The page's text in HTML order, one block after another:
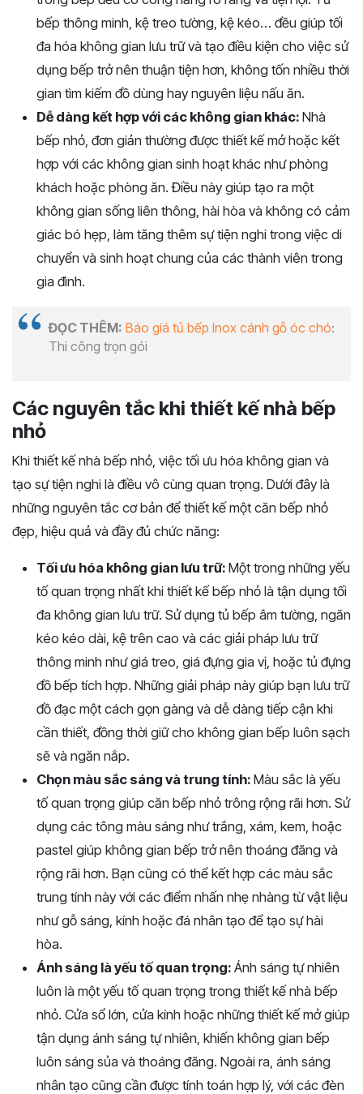
bếp thông minh, kệ treo tường, kệ kéo… đều giúp tối
đa hóa không gian lưu trữ và tạo điều kiện cho việc sử
dụng bếp trở nên thuận tiện hơn, không tốn nhiều thời
gian tìm kiếm đồ dùng hay nguyên liệu nấu ăn.
Dễ dàng kết hợp với các không gian khác: Nhà
bếp nhỏ, đơn giản thường được thiết kế mở hoặc kết
hợp với các không gian sinh hoạt khác như phòng
khách hoặc phòng ăn. Điều này giúp tạo ra một
không gian sống liên thông, hài hòa và không có cảm
giác bó hẹp, làm tăng thêm sự tiện nghi trong việc di
chuyển và sinh hoạt chung của các thành viên trong
gia đình.
ĐỌC THÊM: Báo giá tủ bếp Inox cánh gỗ óc chó:
Thi công trọn gói
Các nguyên tắc khi thiết kế nhà bếp
nhỏ
Khi thiết kế nhà bếp nhỏ, việc tối ưu hóa không gian và
tạo sự tiện nghi là điều vô cùng quan trọng. Dưới đây là
những nguyên tắc cơ bản để thiết kế một căn bếp nhỏ
đẹp, hiệu quả và đầy đủ chức năng:
Tối ưu hóa không gian lưu trữ: Một trong những yếu
tố quan trọng nhất khi thiết kế bếp nhỏ là tận dụng tối
đa không gian lưu trữ. Sử dụng tủ bếp âm tường, ngăn
kéo kéo dài, kệ trên cao và các giải pháp lưu trữ
thông minh như giá treo, giá đựng gia vị, hoặc tủ đựng
đồ bếp tích hợp. Những giải pháp này giúp bạn lưu trữ
đồ đạc một cách gọn gàng và dễ dàng tiếp cận khi
cần thiết, đồng thời giữ cho không gian bếp luôn sạch
sẽ và ngăn nắp.
Chọn màu sắc sáng và trung tính: Màu sắc là yếu
tố quan trọng giúp căn bếp nhỏ trông rộng rãi hơn. Sử
dụng các tông màu sáng như trắng, xám, kem, hoặc
pastel giúp không gian bếp trở nên thoáng đãng và
rộng rãi hơn. Bạn cũng có thể kết hợp các màu sắc
trung tính này với các điểm nhấn nhẹ nhàng từ vật liệu
như gỗ sáng, kính hoặc đá nhân tạo để tạo sự hài
hòa.
Ánh sáng là yếu tố quan trọng: Ánh sáng tự nhiên
luôn là một yếu tố quan trọng trong thiết kế nhà bếp
nhỏ. Cửa sổ lớn, cửa kính hoặc những thiết kế mở giúp
tận dụng ánh sáng tự nhiên, khiến không gian bếp
luôn sáng sủa và thoáng đãng. Ngoài ra, ánh sáng
nhân tạo cũng cần được tính toán hợp lý, với các đèn